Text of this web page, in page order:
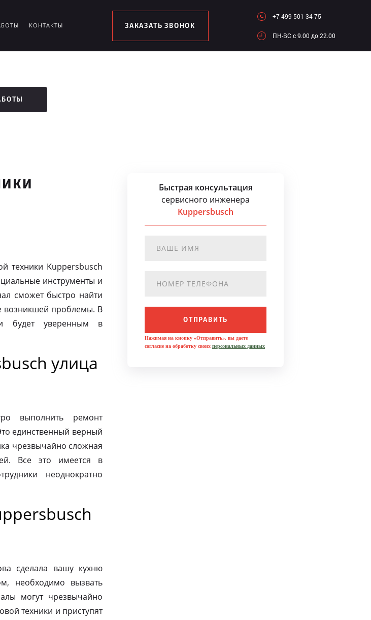
КОНТАКТЫ ЗАКАЗАТЬ ЗВОНОК
+7 499 501 34 75
ПН-ВC c 9.00 до 22.00
техники Kuppersbusch
инструменты и
сможет быстро найти
возникшей проблемы. В
и будет уверенным в
улица
выполнить ремонт
единственный верный
чрезвычайно сложная
Все это имеется в
неоднократно
сделала вашу кухню
необходимо вызвать
могут чрезвычайно
техники и приступят
Быстрая консультация
сервисного инженера
Kuppersbusch
ОТПРАВИТЬ
Нажимая на кнопку «Отправить», вы даете
согласие на обработку своих персональных данных